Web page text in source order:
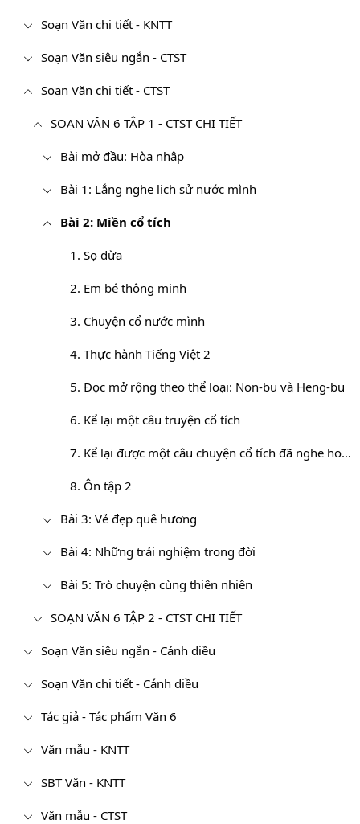
Soạn Văn chi tiết - KNTT
Soạn Văn siêu ngắn - CTST
Soạn Văn chi tiết - CTST
SOẠN VĂN 6 TẬP 1 - CTST CHI TIẾT
Bài mở đầu: Hòa nhập
Bài 1: Lắng nghe lịch sử nước mình
Bài 2: Miền cổ tích
1. Sọ dừa
2. Em bé thông minh
3. Chuyện cổ nước mình
4. Thực hành Tiếng Việt 2
5. Đọc mở rộng theo thể loại: Non-bu và Heng-bu
6. Kể lại một câu truyện cổ tích
7. Kể lại được một câu chuyện cổ tích đã nghe hoặc đã học
8. Ôn tập 2
Bài 3: Vẻ đẹp quê hương
Bài 4: Những trải nghiệm trong đời
Bài 5: Trò chuyện cùng thiên nhiên
SOẠN VĂN 6 TẬP 2 - CTST CHI TIẾT
Soạn Văn siêu ngắn - Cánh diều
Soạn Văn chi tiết - Cánh diều
Tác giả - Tác phẩm Văn 6
Văn mẫu - KNTT
SBT Văn - KNTT
Văn mẫu - CTST